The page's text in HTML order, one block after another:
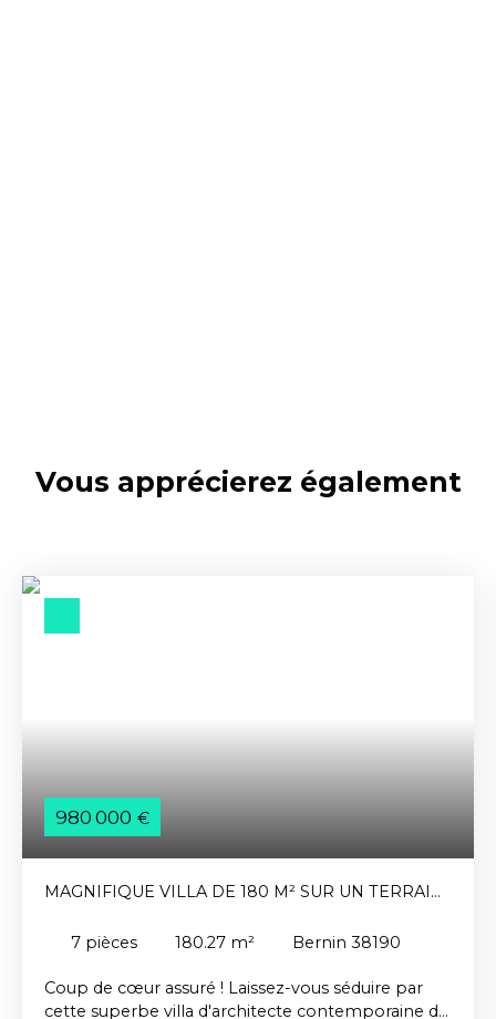
Vous apprécierez également
980 000 €
MAGNIFIQUE VILLA DE 180 M² SUR UN TERRAIN
7 pièces 180.27 m² Bernin 38190
Coup de cœur assuré ! Laissez-vous séduire par
cette superbe villa d'architecte contemporaine de